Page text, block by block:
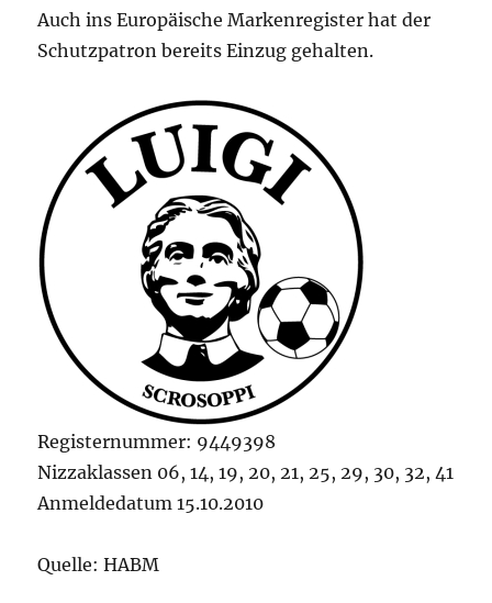
Auch ins Europäische Markenregister hat der
Schutzpatron bereits Einzug gehalten.
Registernummer: 9449398
Nizzaklassen 06, 14, 19, 20, 21, 25, 29, 30, 32, 41
Anmeldedatum 15.10.2010
Quelle: HABM